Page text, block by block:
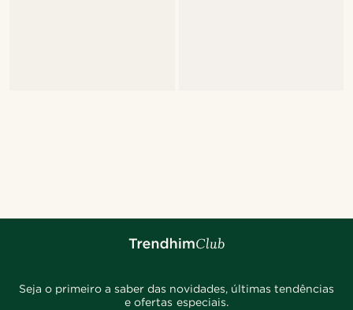
Seja o primeiro a saber das novidades, últimas tendências
e ofertas especiais.